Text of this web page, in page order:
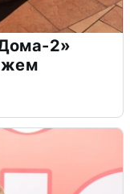
2»